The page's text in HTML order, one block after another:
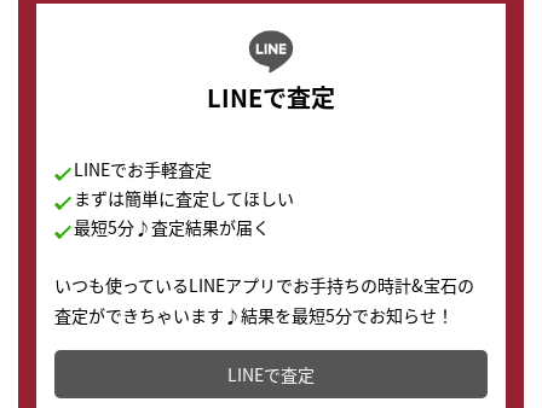
LINEで査定
LINEでお手軽査定
まずは簡単に査定してほしい
最短5分♪査定結果が届く
いつも使っているLINEアプリでお手持ちの時計&宝石の
査定ができちゃいます♪結果を最短5分でお知らせ！
どこからでもすぐに査定金額を知ることが出来ます。
LINEで査定